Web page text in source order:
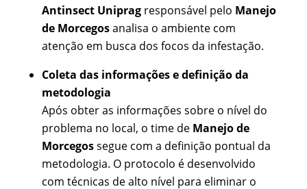
Antinsect Unipragresponsável pelo Manejo
de Morcegosanalisa o ambiente com
atenção em busca dos focos da infestação.
Coleta das informações e definição da
metodologia
Após obter as informações sobre o nível do
problema no local, o time de Manejo de
Morcegossegue com a definição pontual da
metodologia. O protocolo é desenvolvido
com técnicas de alto nível para eliminar o